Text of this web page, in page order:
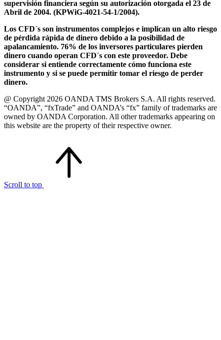
supervisión financiera según su autorización otorgada el 23 de
Abril de 2004. (KPWiG-4021-54-1/2004).
Los CFD´s son instrumentos complejos e implican un alto riesgo
de pérdida rápida de dinero debido a la posibilidad de
apalancamiento. 76% de los inversores particulares pierden
dinero cuando operan CFD´s con este proveedor. Debe
considerar si entiende correctamente cómo funciona este
instrumento y si se puede permitir tomar el riesgo de perder
dinero.
@ Copyright 2026 OANDA TMS Brokers S.A. All rights reserved.
“OANDA”, “fxTrade” and OANDA’s “fx” family of trademarks are
owned by OANDA Corporation. All other trademarks appearing on
this website are the property of their respective owner.
Scroll to top